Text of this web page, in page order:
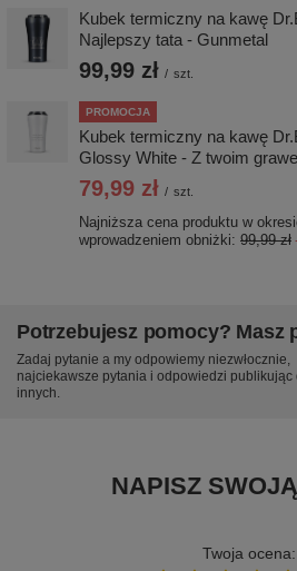
Kubek termiczny na kawę
Najlepszy tata - Gunmetal
99,99 zł / szt.
PROMOCJA
Kubek termiczny na kawę
Glossy White - Z twoim
79,99 zł / szt.
Najniższa cena produktu w
wprowadzeniem obniżki: 99,99 zł
Potrzebujesz pomocy? Masz
Zadaj pytanie a my odpowiemy niezwłocznie,
najciekawsze pytania i odpowiedzi publikując
innych.
NAPISZ
Twoja ocena: